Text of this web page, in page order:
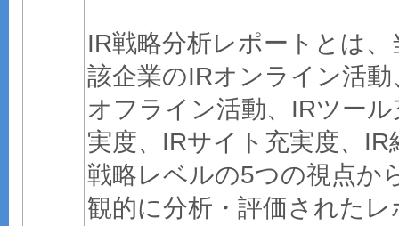
IR戦略分析レポートとは、
該企業のIRオンライン活動
オフライン活動、IRツール
実度、IRサイト充実度、IR
戦略レベルの5つの視点か
観的に分析・評価されたレ